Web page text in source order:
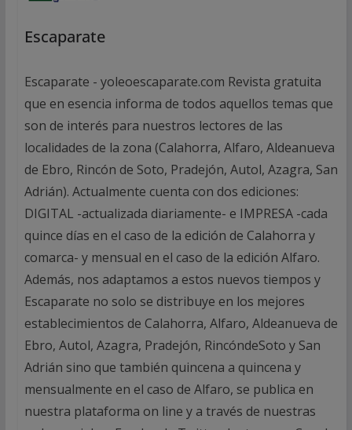
Escaparate
Escaparate - yoleoescaparate.com Revista gratuita
que en esencia informa de todos aquellos temas que
son de interés para nuestros lectores de las
localidades de la zona (Calahorra, Alfaro, Aldeanueva
de Ebro, Rincón de Soto, Pradejón, Autol, Azagra, San
Adrián). Actualmente cuenta con dos ediciones:
DIGITAL -actualizada diariamente- e IMPRESA -cada
quince días en el caso de la edición de Calahorra y
comarca- y mensual en el caso de la edición Alfaro.
Además, nos adaptamos a estos nuevos tiempos y
Escaparate no solo se distribuye en los mejores
establecimientos de Calahorra, Alfaro, Aldeanueva de
Ebro, Autol, Azagra, Pradejón, RincóndeSoto y San
Adrián sino que también quincena a quincena y
mensualmente en el caso de Alfaro, se publica en
nuestra plataforma on line y a través de nuestras